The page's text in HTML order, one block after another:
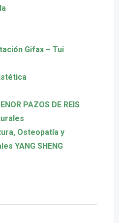
Gifax – Tui
PAZOS DE REIS
Osteopatía y
YANG SHENG